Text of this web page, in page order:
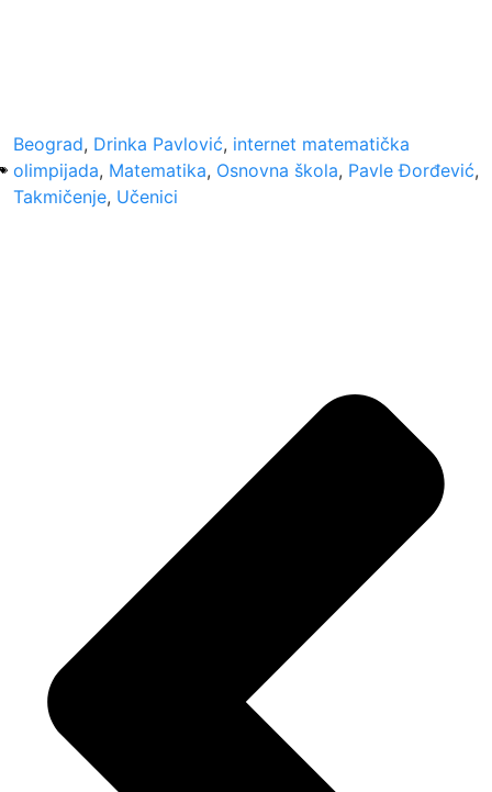
Beograd, Drinka Pavlović, internet matematička
olimpijada, Matematika, Osnovna škola, Pavle Đorđević,
Takmičenje, Učenici